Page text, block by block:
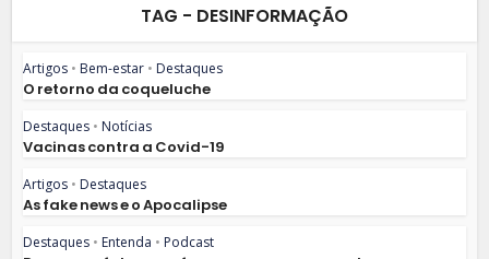
TAG - DESINFORMAÇÃO
Artigos • Bem-estar • Destaques
O retorno da coqueluche
Destaques • Notícias
Vacinas contra a Covid-19
Artigos • Destaques
As fake news e o Apocalipse
Destaques • Entenda • Podcast